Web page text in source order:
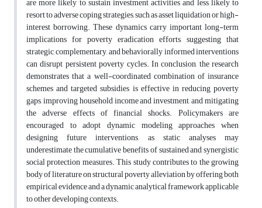
resort to adverse coping strategies, such as asset liquidation or high-
interest borrowing. These dynamics carry important long-term
implications for poverty eradication efforts, suggesting that
strategic, complementary, and behaviorally informed interventions
can disrupt persistent poverty cycles. In conclusion, the research
demonstrates that a well-coordinated combination of insurance
schemes and targeted subsidies is effective in reducing poverty
gaps, improving household income and investment, and mitigating
the adverse effects of financial shocks. Policymakers are
encouraged to adopt dynamic modeling approaches when
designing future interventions, as static analyses may
underestimate the cumulative benefits of sustained and synergistic
social protection measures. This study contributes to the growing
body of literature on structural poverty alleviation by offering both
empirical evidence and a dynamic analytical framework applicable
to other developing contexts.